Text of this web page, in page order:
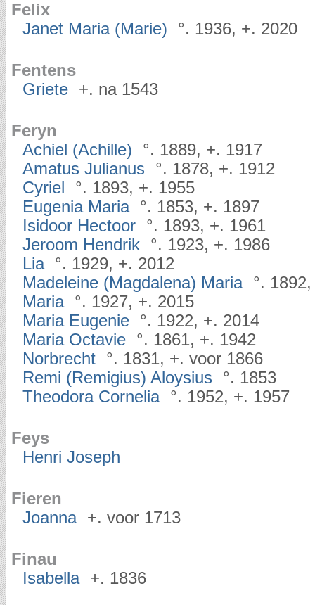
Felix
Janet Maria (Marie)
°. 1936, +. 2020
Fentens
Griete
+. na 1543
Feryn
Achiel (Achille)
°. 1889, +. 1917
Amatus Julianus
°. 1878, +. 1912
Cyriel
°. 1893, +. 1955
Eugenia Maria
°. 1853, +. 1897
Isidoor Hectoor
°. 1893, +. 1961
Jeroom Hendrik
°. 1923, +. 1986
Lia
°. 1929, +. 2012
Madeleine (Magdalena) Maria
°.
Maria
°. 1927, +. 2015
Maria Eugenie
°. 1922, +. 2014
Maria Octavie
°. 1861, +. 1942
Norbrecht
°. 1831, +. voor 1866
Remi (Remigius) Aloysius
°. 1853
Theodora Cornelia
°. 1952, +. 1957
Feys
Henri Joseph
Fieren
Joanna
+. voor 1713
Finau
Isabella
+. 1836